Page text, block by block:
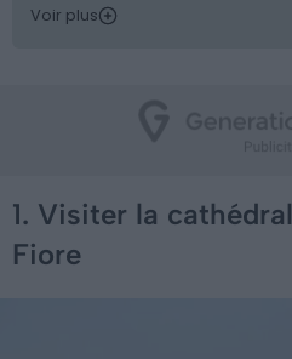
Voir plus
1. Visiter la
Fiore